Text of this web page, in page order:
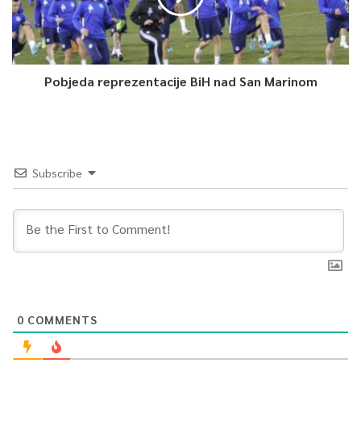
Pobjeda reprezentacije BiH nad San Marinom
Subscribe
0 COMMENTS